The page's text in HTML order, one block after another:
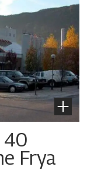
40
Frya